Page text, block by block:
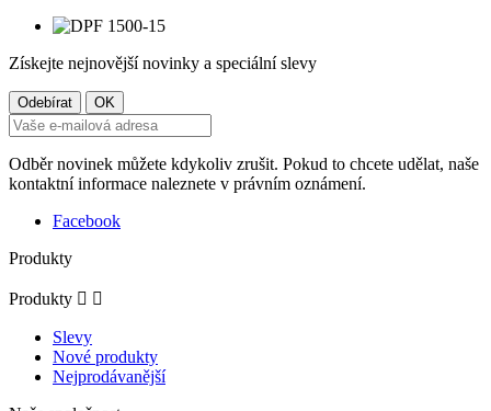
Získejte nejnovější novinky a speciální slevy
Odběr novinek můžete kdykoliv zrušit. Pokud to chcete udělat, naše
kontaktní informace naleznete v právním oznámení.
Facebook
Produkty
Produkty  
Slevy
Nové produkty
Nejprodávanější